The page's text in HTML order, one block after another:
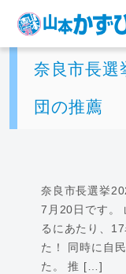
奈良市長選
団の推薦
奈良市長選挙
7月20日です。
るにあたり、
た！ 同時に自
た。 推 […]